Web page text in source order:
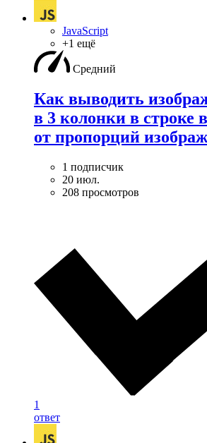
JavaScript
+1 ещё
Средний
Как выводить
в 3 колонки в строке
от пропорций
1 подписчик
20 июл.
208 просмотров
1
ответ